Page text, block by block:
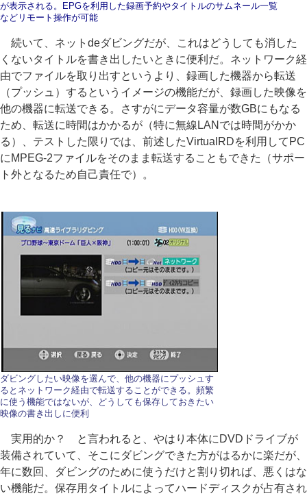
が表示される。EPGを利用した録画予約やタイトルのサムネール一覧
などリモート操作が可能
続いて、ネットdeダビングだが、これはどうしても消した
くないタイトルを書き出したいときに便利だ。ネットワーク経
由でファイルを取り出すというより、録画した機器から転送
（プッシュ）するというイメージの機能だが、録画した映像を
他の機器に転送できる。さすがにデータ容量が数GBにもなる
ため、転送に時間はかかるが（特に無線LANでは時間がかか
る）、テストした限りでは、前述したVirtualRDを利用してPC
にMPEG-2ファイルをそのまま転送することもできた（サポー
ト外となるため自己責任で）。
ダビングしたい映像を選んで、他の機器にプッシュす
るとネットワーク経由で転送することができる。頻繁
に使う機能ではないが、どうしても保存しておきたい
映像の書き出しに便利
実用的か？ と言われると、やはり本体にDVDドライブが
装備されていて、そこにダビングできた方がはるかに楽だが、
年に数回、ダビングのために使うだけと割り切れば、悪くはな
い機能だ。保存用タイトルによってハードディスクが占有され